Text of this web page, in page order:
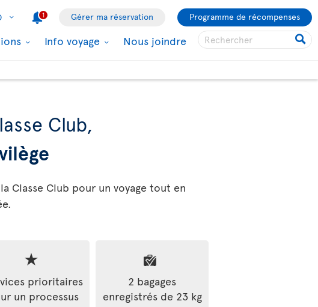
1 Gérer ma réservation Programme de récompenses
Info voyage Nous joindre
Club,
Classe Club pour un voyage tout en
prioritaires
un processus
2 bagages
enregistrés de 23 kg